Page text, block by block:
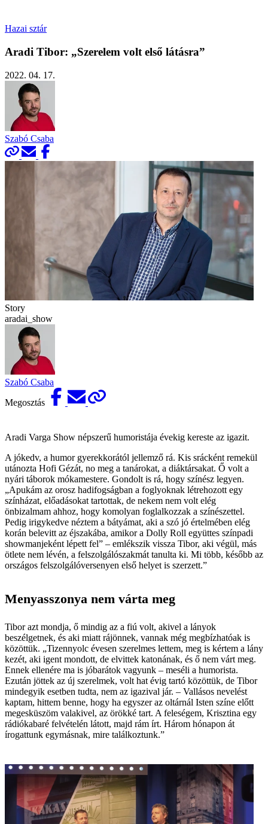
Hazai sztár
Aradi Tibor: „Szerelem volt első látásra”
2022. 04. 17.
Szabó Csaba
Story
aradai_show
Szabó Csaba
Megosztás
Aradi Varga Show népszerű humoristája évekig kereste az igazit.
A jókedv, a humor gyerekkorától jellemző rá. Kis srácként remekül
utánozta Hofi Gézát, no meg a tanárokat, a diáktársakat. Ő volt a
nyári táborok mókamestere. Gondolt is rá, hogy színész legyen.
„Apukám az orosz hadifogságban a foglyoknak létrehozott egy
színházat, előadásokat tartottak, de nekem nem volt elég
önbizalmam ahhoz, hogy komolyan foglalkozzak a színészettel.
Pedig irigykedve néztem a bátyámat, aki a szó jó értelmében elég
korán belevitt az éjszakába, amikor a Dolly Roll együttes színpadi
showmanjeként lépett fel” – emlékszik vissza ­Tibor, aki végül, más
ötlete nem lévén, a felszolgálószakmát tanulta ki. Mi több, később az
országos felszolgálóversenyen első helyet is szerzett.”
Menyasszonya nem várta meg
Tibor azt mondja, ő mindig az a fiú volt, akivel a lányok
beszélgetnek, és aki miatt rájönnek, vannak még megbízhatóak is
közöttük. „Tizennyolc évesen szerelmes lettem, meg is kértem a lány
kezét, aki igent mondott, de elvittek katonának, és ő nem várt meg.
Ennek ellenére ma is jóbarátok vagyunk – meséli a humorista.
Ezután jöttek az új szerelmek, volt hat évig tartó közöttük, de Tibor
mindegyik esetben tudta, nem az igazival jár. – Vallásos nevelést
kaptam, hittem benne, hogy ha egyszer az oltárnál Isten színe előtt
megesküszöm valakivel, az örökké tart. A feleségem, Krisztina egy
rádiókabaré felvételén látott, majd rám írt. Három hónapon át
írogattunk egymásnak, mire találkoztunk.”